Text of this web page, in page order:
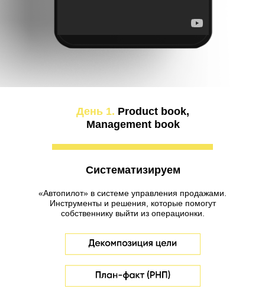
Систематизируем
«Автопилот» в системе управления продажами.
Инструменты и решения, которые помогут
собственнику выйти из операционки.
День 1. Product book,
Management book